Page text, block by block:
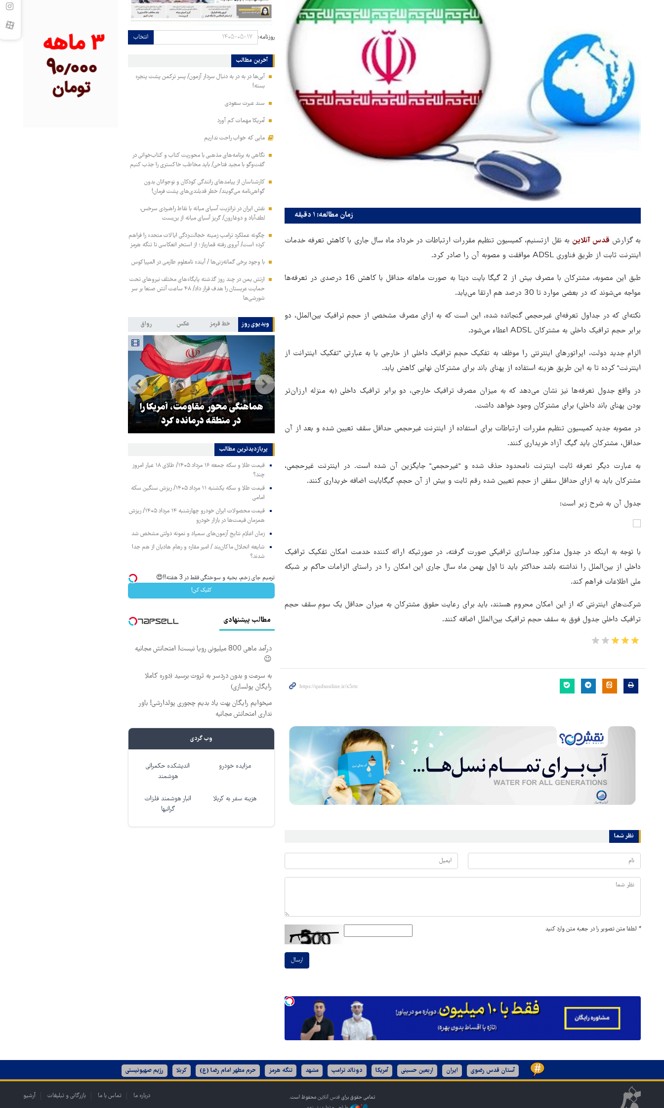
زمان مطالعه: ۱ دقیقه
به گزارش قدس آنلاین به نقل ازتسنیم، کمیسیون تنظیم مقررات ارتباطات در خرداد ماه سال جاری با کاهش تعرفه خدمات
اینترنت ثابت از طریق فناوری ADSL موافقت و مصوبه آن را صادر کرد.
طبق این مصوبه، مشترکان با مصرف بیش از 2 گیگا بایت دیتا به صورت ماهانه حداقل با کاهش 16 درصدی در تعرفه‌ها
مواجه می‌شوند که در بعضی موارد تا 30 درصد هم ارتقا می‌یابد.
نکته‌ای که در جداول تعرفه‌ای غیرحجمی گنجانده شده، این است که به ازای مصرف مشخصی از حجم ترافیک بین‌الملل، دو
برابر حجم ترافیک داخلی به مشترکان ADSL اعطاء می‌شود.
الزام جدید دولت، اپراتورهای اینترنتی را موظف به تفکیک حجم ترافیک داخلی از خارجی یا به عبارتی "تفکیک اینترانت از
اینترنت" کرده تا به این طریق هزینه استفاده از پهنای باند برای مشترکان نهایی کاهش یابد.
در واقع جدول تعرفه‌ها نیز نشان می‌دهد که به میزان مصرف ترافیک خارجی، دو برابر ترافیک داخلی (به منزله ارزان‌تر
بودن پهنای باند داخلی) برای مشترکان وجود خواهد داشت.
در مصوبه جدید کمیسیون تنظیم مقررات ارتباطات برای استفاده از اینترنت غیرحجمی حداقل سقف تعیین شده و بعد از آن
حداقل، مشترکان باید گیگ آزاد خریداری کنند.
به عبارت دیگر تعرفه ثابت اینترنت نامحدود حذف شده و "غیرحجمی" جایگزین آن شده است. در اینترنت غیرحجمی،
مشترکان باید به ازای حداقل سقفی از حجم تعیین شده رقم ثابت و بیش از آن حجم، گیگابایت اضافه خریداری کنند.
جدول آن به شرح زیر است:
با توجه به اینکه در جدول مذکور جداسازی ترافیکی صورت گرفته، در صورتیکه ارائه کننده خدمت امکان تفکیک ترافیک
داخلی از بین‌الملل را نداشته باشد حداکثر باید تا اول بهمن ماه سال جاری این امکان را در راستای الزامات حاکم بر شبکه
ملی اطلاعات فراهم کند.
شرکت‌های اینترنتی که از این امکان محروم هستند، باید برای رعایت حقوق مشترکان به میزان حداقل یک سوم سقف حجم
ترافیک داخلی جدول فوق به سقف حجم ترافیک بین‌الملل اضافه کنند.
نظر شما
* لطفا متن تصویر را در جعبه متن وارد کنید
ارسال
روزنامه: انتخاب
آخرین مطالب
آبی‌ها در به در به دنبال سردار آزمون/ پسر ترکمن پشت پنجره
بسته!
سند عبرت سعودی
آمریکا مهمات کم آورد
مایی که خواب راحت نداریم
نگاهی به برنامه‌های مذهبی با محوریت کتاب و کتاب‌خوانی در
گفت‌وگو با مجید فتاحی/ باید مخاطب خاکستری را جذب کنیم
کارشناسان از پیامدهای رانندگی کودکان و نوجوانان بدون
گواهی‌نامه می‌گویند/ خطر قدبلندی‌های پشت فرمان!
نقش ایران در ترانزیت آسیای میانه با نقاط راهبردی سرخس،
لطف‌آباد و دوغارون/ گریز آسیای میانه از بن‌بست
چگونه عملکرد ترامپ زمینه خجالت‌زدگی ایالات متحده را فراهم
کرده است/ آبروی رفته قمارباز؛ از استخر انعکاسی تا تنگه هرمز
با وجود برخی گمانه‌زنی‌ها / آینده نامعلوم طارمی در المپیاکوس
ارتش یمن در چند روز گذشته پایگاه‌های مختلف نیروهای تحت
حمایت عربستان را هدف قرار داد/ ۴۸ ساعت آتش صنعا بر سر
شورشی‌ها
ویدیوی روز خط قرمز عکس رواق
مقاومت، آمریکا را
ترامپ نماد فساد، اقتدارگرایی و
جنگ‌طلبی است!
هماهنگی محور مقاومت، آمریکا را
در منطقه درمانده کرد
پربازدیدترین‌ مطالب
قیمت طلا و سکه جمعه ۱۶ مرداد ۱۴۰۵/ طلای ۱۸ عیار امروز
چند؟
قیمت طلا و سکه یکشنبه ۱۱ مرداد ۱۴۰۵/ ریزش سنگین سکه
امامی
قیمت محصولات ایران خودرو چهارشنبه ۱۴ مرداد ۱۴۰۵/ ریزش
همزمان قیمت‌ها در بازار خودرو
زمان اعلام نتایج آزمون‌های سمپاد و نمونه دولتی مشخص شد
شایعه انحلال ماکان‌بند / امیر مقاره و رهام هادیان از هم جدا
شدند؟
ترمیم جای زخم، بخیه و سوختگی فقط در 3 هفته!!😍
کلیک کن!
مطالب پیشنهادی
درآمد ماهی 800 میلیونی رویا نیست! امتحانش مجانیه
😉
به سرعت و بدون دردسر به ثروت برسید (دوره کاملا
رایگان پولسازی)
میخوایم رایگان بهت یاد بدیم چجوری پولدارشی! باور
نداری امتحانش مجانیه
وب گردی
مزایده خودرو
اندیشکده حکمرانی
هوشمند
هزینه سفر به کربلا
انبار هوشمند فلزات
گرانبها
آستان قدس رضوی ایران اربعین حسینی آمریکا دونالد ترامپ مشهد تنگه هرمز حرم مطهر امام رضا (ع) کربلا رژیم صهیونیستی
تمامی حقوق برای قدس آنلاین محفوظ است.
درباره ما تماس با ما بازرگانی و تبلیغات آرشیو